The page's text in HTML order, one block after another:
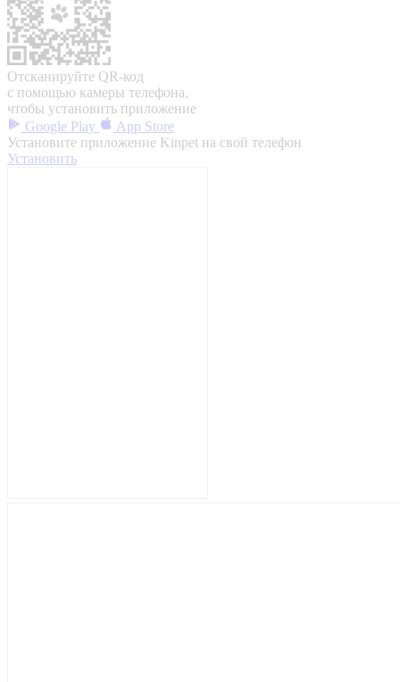
Отсканируйте QR-код
с помощью камеры телефона,
чтобы установить приложение
Google Play
App Store
Установите приложение Kinpet на свой телефон
Установить